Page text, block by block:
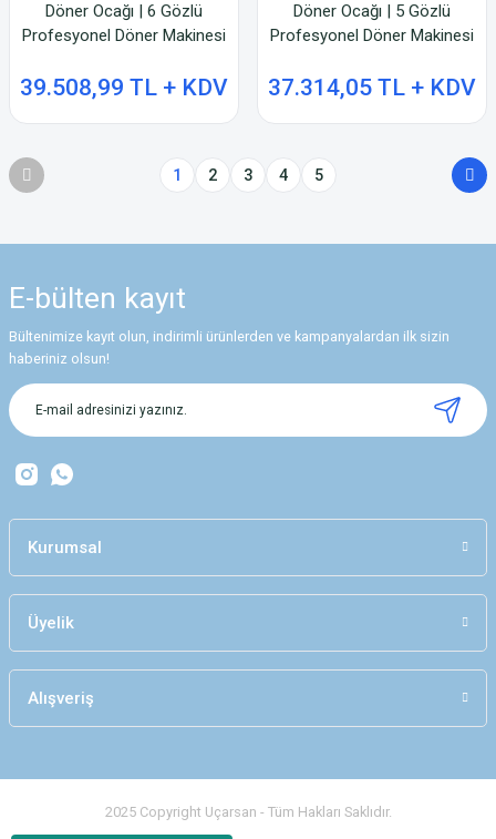
Döner Ocağı | 6 Gözlü
Profesyonel Döner Makinesi
39.508,99 TL + KDV
Döner Ocağı | 5 Gözlü
Profesyonel Döner Makinesi
37.314,05 TL + KDV
1 2 3 4 5
E-bülten kayıt
Bültenimize kayıt olun, indirimli ürünlerden ve kampanyalardan ilk sizin
haberiniz olsun!
Kurumsal
Üyelik
Alışveriş
2025 Copyright Uçarsan - Tüm Hakları Saklıdır.